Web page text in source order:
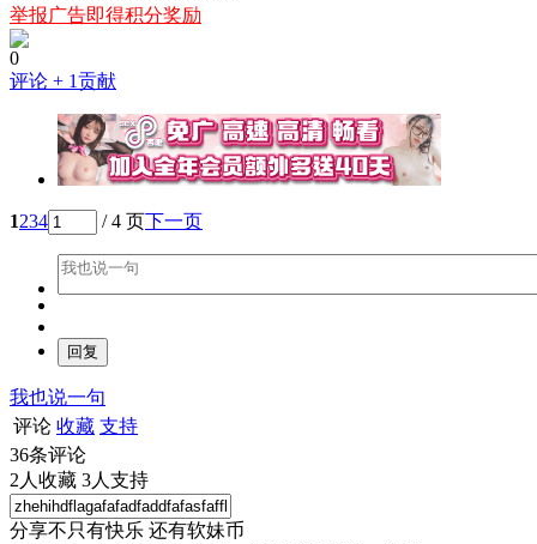
举报广告即得积分奖励
0
评论 + 1贡献
1234 / 4 页下一页
我也说一句
评论 收藏 支持
36条评论
2 人收藏 3人支持
分享不只有快乐 还有软妹币